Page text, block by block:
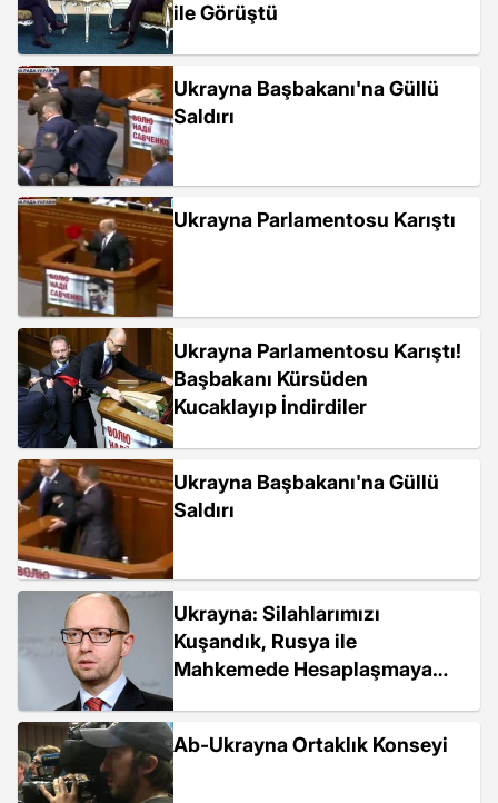
ile Görüştü
Ukrayna Başbakanı'na Güllü
Saldırı
Ukrayna Parlamentosu Karıştı
Ukrayna Parlamentosu Karıştı!
Başbakanı Kürsüden
Kucaklayıp İndirdiler
Ukrayna Başbakanı'na Güllü
Saldırı
Ukrayna: Silahlarımızı
Kuşandık, Rusya ile
Mahkemede Hesaplaşmaya
Ab-Ukrayna Ortaklık Konseyi